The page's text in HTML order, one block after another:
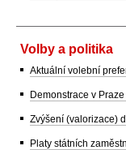
Volby a politika
Aktuální volební
Demonstrace v
Zvýšení (valorizace)
Platy státních